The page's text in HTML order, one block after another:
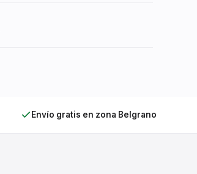
Envío gratis en zona Belgrano